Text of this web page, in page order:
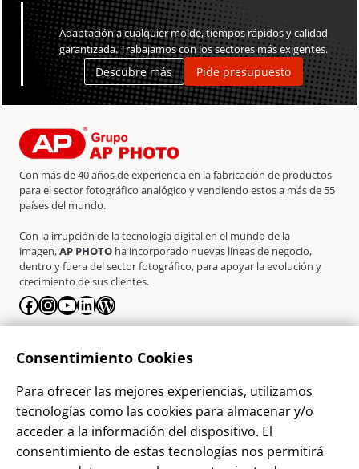
Adaptación a cualquier molde, tiempos rápidos y calidad
garantizada. Trabajamos con los sectores más exigentes.
Descubre más Pide presupuesto
Con más de 40 años de experiencia en la fabricación de productos
para el sector fotográfico analógico y vendiendo estos a más de 55
países del mundo.
Con la irrupción de la tecnología digital en el mundo de la
imagen,AP PHOTO ha incorporado nuevas líneas de negocio,
dentro y fuera del sector fotográfico, para apoyar la evolución y
crecimiento de sus clientes.
Facebook
Instagram
YouTube
LinkedIn
WordPress
Contacto
Sostenibilidad
Blog
Consentimiento Cookies
Para ofrecer las mejores experiencias, utilizamos
tecnologías como las cookies para almacenar y/o
acceder a la información del dispositivo. El
consentimiento de estas tecnologías nos permitirá